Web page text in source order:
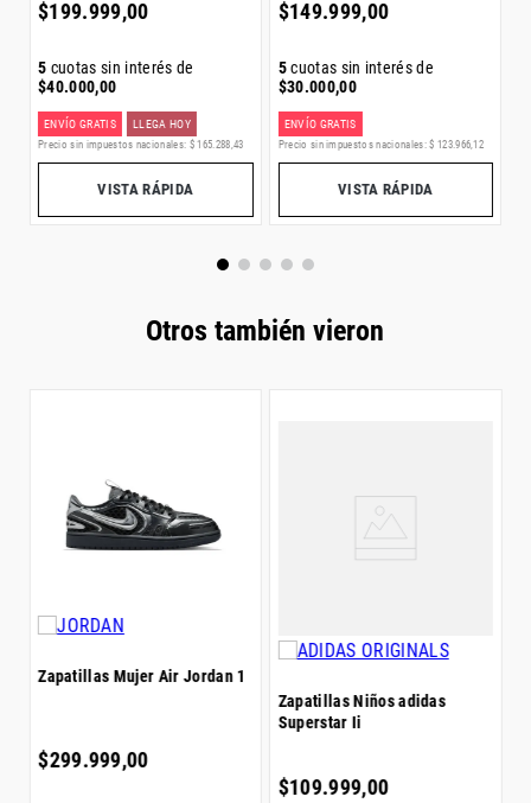
Detalles
• Cordones.
• Exterior de gamuza.
• Plantilla de tela.
• Suela de caucho.
• 3 Tiras Moldeada.
• Color del artículo: Crystal White / Core Black / Gum.
• Número de artículo: KI3511.
199.999,00
cuotas sin interés de
40.000,00
ENVÍO GRATIS LLEGA HOY
Precio sin impuestos nacionales: $ 165 .288,43
VISTA RÁPIDA
149.999,00
cuotas sin interés de
30.000,00
ENVÍO GRATIS
Precio sin impuestos nacionales: $ 123 .966,12
VISTA RÁPIDA
Otros también vieron
Zapatillas Mujer Air Jordan 1
$299.999,00
Zapatillas Niños adidas
Superstar Ii
$109.999,00